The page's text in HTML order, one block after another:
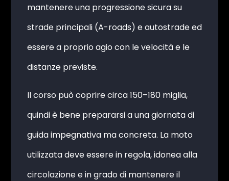
mantenere una progressione sicura su
strade principali (A-roads) e autostrade ed
essere a proprio agio con le velocità e le
distanze previste.
Il corso può coprire circa 150–180 miglia,
quindi è bene prepararsi a una giornata di
guida impegnativa ma concreta. La moto
utilizzata deve essere in regola, idonea alla
circolazione e in grado di mantenere il